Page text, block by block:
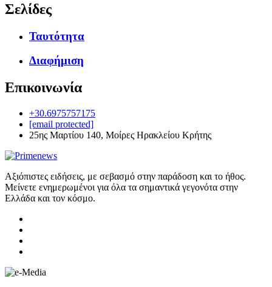
Σελίδες
Ταυτότητα
Διαφήμιση
Επικοινωνία
+30.6975757175
[email protected]
25ης Μαρτίου 140, Μοίρες Ηρακλείου Κρήτης
Αξιόπιστες ειδήσεις, με σεβασμό στην παράδοση και το ήθος.
Μείνετε ενημερωμένοι για όλα τα σημαντικά γεγονότα στην
Ελλάδα και τον κόσμο.